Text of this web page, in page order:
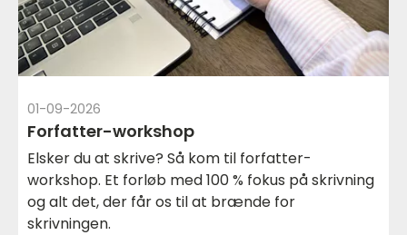
01-09-2026
Forfatter-workshop
Elsker du at skrive? Så kom til forfatter-
workshop. Et forløb med 100 % fokus på skrivning
og alt det, der får os til at brænde for
skrivningen.